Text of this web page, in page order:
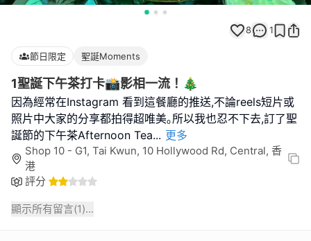
8 1
節日限定 聖誕Moments
1聖誕下午茶打卡📸影相一流！🎄
因為經常在Instagram 看到這餐廳的推送,不論reels短片或
照片中大家的分享都拍得超唯美｡所以我也忍不下去,訂了聖
誕節的下午茶Afternoon Tea... 更多
Shop 10 - G1, Tai Kwun, 10 Hollywood Rd, Central, 香
港
評分
顯示所有留言(1)...